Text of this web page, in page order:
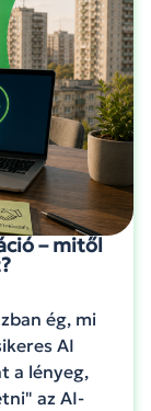
– mitől
ég, mi
AI
a lényeg,
az AI-